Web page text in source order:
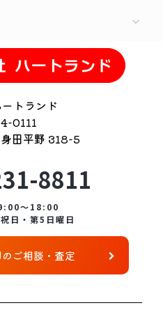
トランド
0111
田平野 318-5
8811
～18:00
日・第5日曜日
ご相談・査定